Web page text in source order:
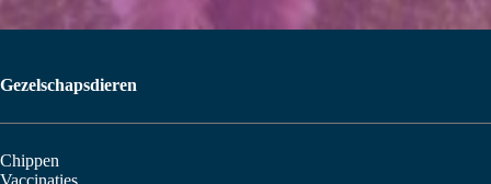
Gezelschapsdieren
Chippen
Vaccinaties